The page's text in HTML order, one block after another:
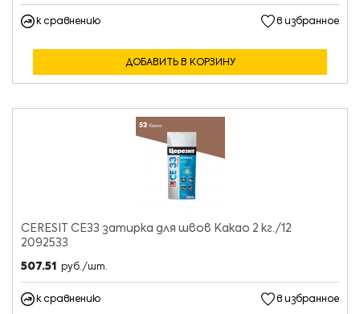
к сравнению в избранное
ДОБАВИТЬ В КОРЗИНУ
CERESIT CE33 затирка для швов Какао 2 кг./12
2092533
507.51 руб./шт.
к сравнению в избранное